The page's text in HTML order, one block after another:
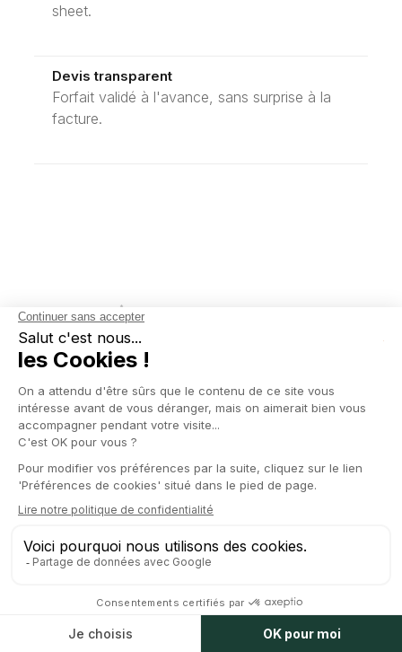
sheet.
Devis transparent
Forfait validé à l'avance, sans surprise à la
facture.
NOM COMPLET *
EMAIL PROFESSIONNEL*
VOTRE MESSAGE